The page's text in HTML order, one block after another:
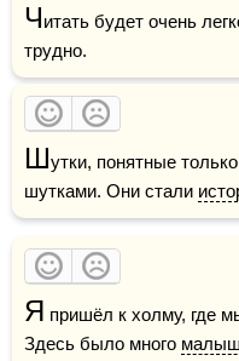
Читать будет очень
трудно.
Шутки, понятные
шутками. Они стали
Я пришёл к холму, где
Здесь было много